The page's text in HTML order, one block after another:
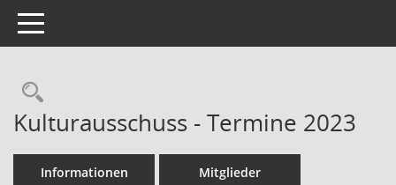
Toggle navigation
Rechercheauswahl
Kulturausschuss - Termine 2023
Informationen Mitglieder